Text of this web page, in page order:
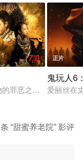
母亲又突然失踪后
7.0
罪恶之徒，在一次盗
正片
鬼玩人6
爱丽丝在
条 “甜蜜养老院” 影评